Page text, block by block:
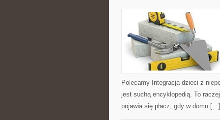
Polecamy Integracja dzieci z
jest suchą encyklopedią. To
pojawia się płacz, gdy w domu […]